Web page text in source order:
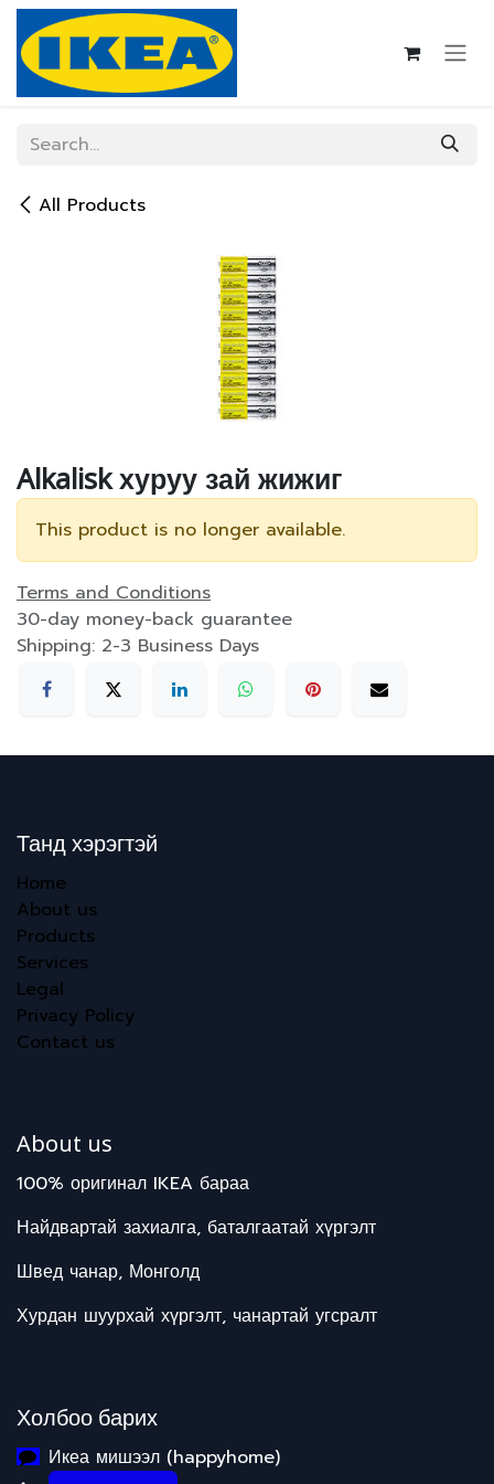
Skip to Content
All Products
Alkalisk хуруу зай жижиг
This product is no longer available.
Terms and Conditions
30-day money-back guarantee
Shipping: 2-3 Business Days
Танд хэрэгтэй
Home
About us
Products
Services
Legal
Privacy Policy
Contact us
About us
100% оригинал IKEA бараа
Найдвартай захиалга, баталгаатай хүргэлт
Швед чанар, Монголд
Хурдан шуурхай хүргэлт, чанартай угсралт
Холбоо барих
Икеа мишээл (happyhome)